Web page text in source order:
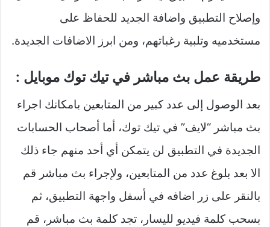
وإصلاح التطبيق واضافة الجديد للحفاظ على
مستخدميه وتلبية رغباتهم، ومن ابرز الاضافات الجديدة.
طريقة عمل بث مباشر في تيك توك موبايل :
بعد الوصول إلى عدد كبير من المتابعين بامكانك اجراء
بث مباشر “لايف” في تيك توك، أما أصحاب الحسابات
الجديدة في التطبيق لن يتمكن أي أحد منهم جاء ذلك
الا بعد بلوغ عدد من المتابعين، ولإجراء بث مباشر قم
بالنقر على زر اضافه في أسفل واجهة التطبيق، ثم
بسحب كلمة فيديو لليسار، تجد كلمة بث مباشر، قم